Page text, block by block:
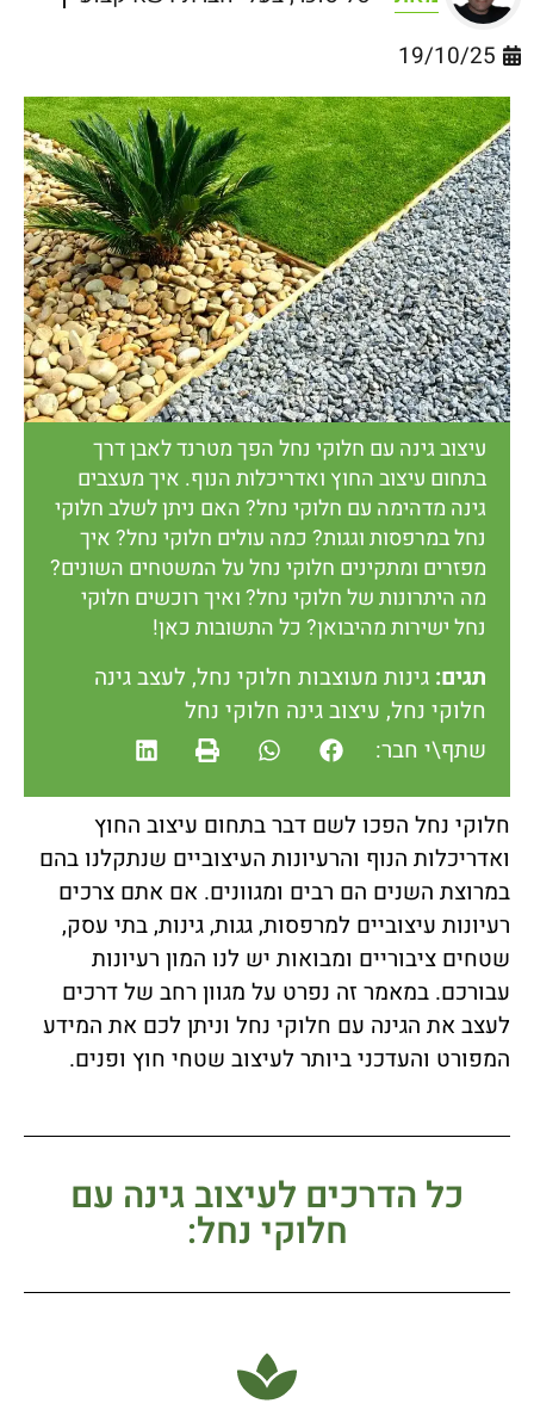
19/10/25
עיצוב גינה עם חלוקי נחל הפך מטרנד לאבן דרך
בתחום עיצוב החוץ ואדריכלות הנוף. איך מעצבים
גינה מדהימה עם חלוקי נחל? האם ניתן לשלב חלוקי
נחל במרפסות וגגות? כמה עולים חלוקי נחל? איך
מפזרים ומתקינים חלוקי נחל על המשטחים השונים?
מה היתרונות של חלוקי נחל? ואיך רוכשים חלוקי
נחל ישירות מהיבואן? כל התשובות כאן!
תגים: גינות מעוצבות חלוקי נחל, לעצב גינה
חלוקי נחל, עיצוב גינה חלוקי נחל
שתף\י חבר:
חלוקי נחל הפכו לשם דבר בתחום עיצוב החוץ
ואדריכלות הנוף והרעיונות העיצוביים שנתקלנו בהם
במרוצת השנים הם רבים ומגוונים. אם אתם צרכים
רעיונות עיצוביים למרפסות, גגות, גינות, בתי עסק,
שטחים ציבוריים ומבואות יש לנו המון רעיונות
עבורכם. במאמר זה נפרט על מגוון רחב של דרכים
לעצב את הגינה עם חלוקי נחל וניתן לכם את המידע
המפורט והעדכני ביותר לעיצוב שטחי חוץ ופנים.
כל הדרכים לעיצוב גינה עם
חלוקי נחל: